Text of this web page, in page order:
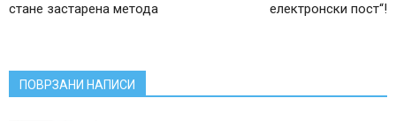
стане застарена метода
електронски пост“!
ПОВРЗАНИ НАПИСИ